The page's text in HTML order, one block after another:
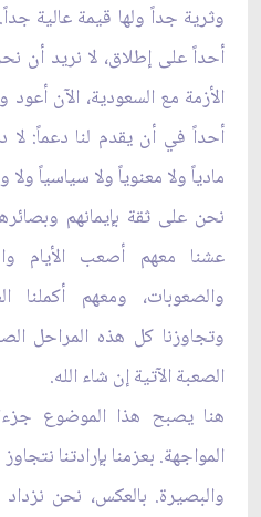
وثرية جداً ولها قيمة عالية
أحداً على إطلاق، لا نريد أن
الأزمة مع السعودية، الآن
أحداً في أن يقدم لنا دعماً: لا
مادياً ولا معنوياً ولا سياسياً
نحن على ثقة بإيمانهم
عشنا معهم أصعب الأيام
والصعوبات، ومعهم أكملنا
وتجاوزنا كل هذه المراحل
الصعبة الآتية إن شاء الله.
هنا يصبح هذا الموضوع
المواجهة. بعزمنا بإرادتنا
والبصيرة. بالعكس، نحن نزداد